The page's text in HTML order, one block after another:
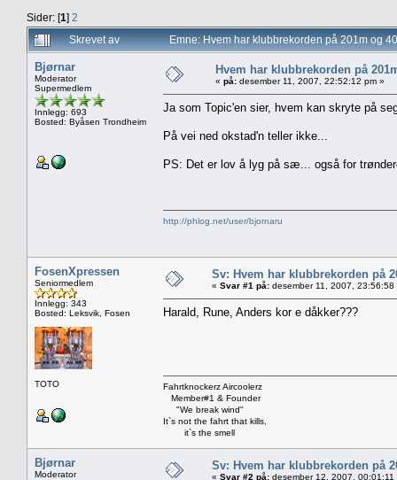
Sider: [1] 2
Skrevet av
Emne: Hvem har klubbrekorden på 201m og
Bjørnar
Moderator
Supermedlem
Innlegg: 693
Bosted: Byåsen Trondheim
Hvem har klubbrekorden på
« på: desember 11, 2007, 22:52:12 pm »
Ja som Topic'en sier, hvem kan skryte på
På vei ned okstad'n teller ikke...
PS: Det er lov å lyg på sæ... også for
http://phlog.net/user/bjornaru
FosenXpressen
Seniormedlem
Innlegg: 343
Bosted: Leksvik, Fosen
TOTO
Sv: Hvem har klubbrekorden på
« Svar #1 på: desember 11, 2007, 23:56:58
Harald, Rune, Anders kor e dåkker???
Fahrtknockerz Aircoolerz
Member#1 & Founder
"We break wind"
It`s not the fahrt that kills,
it`s the smell
Bjørnar
Moderator
Sv: Hvem har klubbrekorden på
« Svar #2 på: desember 12, 2007, 00:01:11